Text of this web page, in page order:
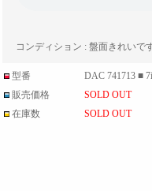
コンディション : 盤面きれいで
型番
DAC 741713 ■
販売価格
SOLD OUT
在庫数
SOLD OUT